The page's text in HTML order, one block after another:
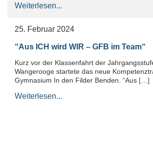
Weiterlesen...
25. Februar 2024
“Aus ICH wird WIR – GFB im Team“
Kurz vor der Klassenfahrt der
Wangerooge startete das neue
Gymnasium In den Filder Benden. “Aus […]
Weiterlesen...